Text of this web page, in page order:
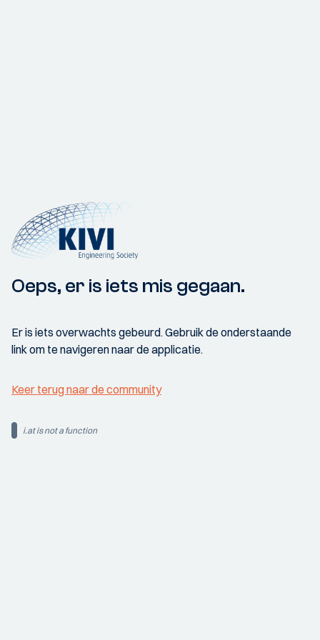
Oeps, er is iets mis gegaan.
Er is iets overwachts gebeurd. Gebruik de onderstaande
link om te navigeren naar de applicatie.
Keer terug naar de community
i.at is not a function